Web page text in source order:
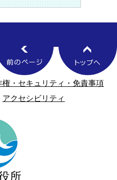
権・セキュリティ・免責事項
アクセシビリティ
所